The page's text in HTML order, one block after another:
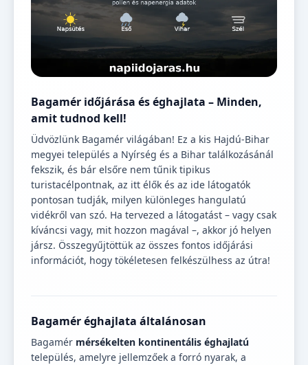
Bagamér időjárása és éghajlata – Minden,
amit tudnod kell!
Üdvözlünk Bagamér világában! Ez a kis Hajdú-Bihar
megyei település a Nyírség és a Bihar találkozásánál
fekszik, és bár elsőre nem tűnik tipikus
turistacélpontnak, az itt élők és az ide látogatók
pontosan tudják, milyen különleges hangulatú
vidékről van szó. Ha tervezed a látogatást – vagy csak
kíváncsi vagy, mit hozzon magával –, akkor jó helyen
jársz. Összegyűjtöttük az összes fontos időjárási
információt, hogy tökéletesen felkészülhess az útra!
Bagamér éghajlata általánosan
Bagamér mérsékelten kontinentális éghajlatú
település, amelyre jellemzőek a forró nyarak, a